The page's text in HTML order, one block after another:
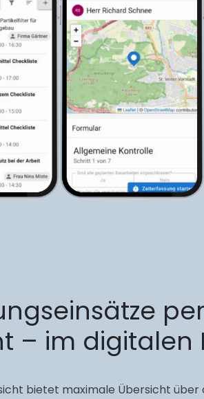
– im digitalen
bietet maximale Übersicht über